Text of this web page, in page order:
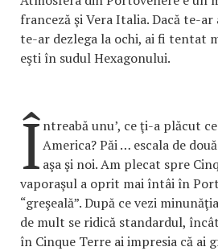
franceză şi Vera Italia. Dacă te-ar
te-ar dezlega la ochi, ai fi tentat
eşti în sudul Hexagonului.
Întreabă unu’, ce ţi-a plăcut
America? Păi … escala de
aşa şi noi. Am plecat spre
vaporaşul a oprit mai întâi în
“greşeală”. După ce vezi
de mult se ridică standardul,
în Cinque Terre ai impresia că ai